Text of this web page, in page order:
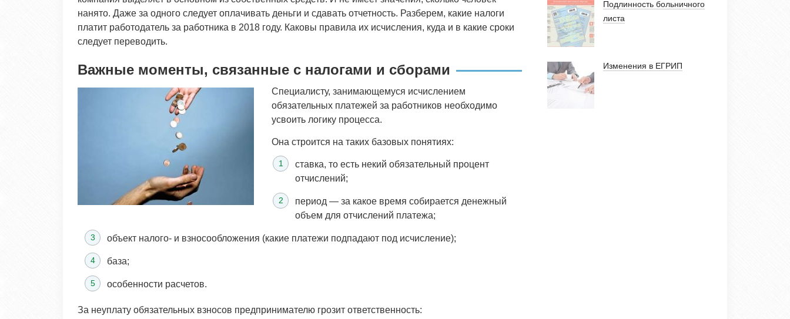
нанято. Даже за одного следует оплачивать деньги и сдавать отчетность. Разберем, какие налоги
платит работодатель за работника в 2018 году. Каковы правила их исчисления, куда и в какие сроки
следует переводить.
Важные моменты, связанные с налогами и сборами
Специалисту, занимающемуся исчислением
обязательных платежей за работников необходимо
усвоить логику процесса.
Она строится на таких базовых понятиях:
ставка, то есть некий обязательный процент
отчислений;
период — за какое время собирается денежный
объем для отчислений платежа;
объект налого- и взносообложения (какие платежи подпадают под исчисление);
база;
особенности расчетов.
За неуплату обязательных взносов предпринимателю грозит ответственность:
Подлинность больничного
листа
Изменения в ЕГРИП